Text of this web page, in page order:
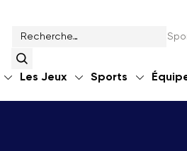
Les Jeux Sports